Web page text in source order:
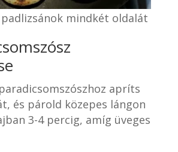
padlizsánok mindkét oldalát
apríts
és párold közepes lángon
3-4 percig, amíg üveges